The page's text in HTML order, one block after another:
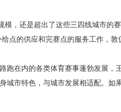
，还是超出了这些三四线城市的
点的供应和完赛点的服务工作，
在内的各类体育赛事蓬勃发展，
城市特色，与城市发展相适配。如